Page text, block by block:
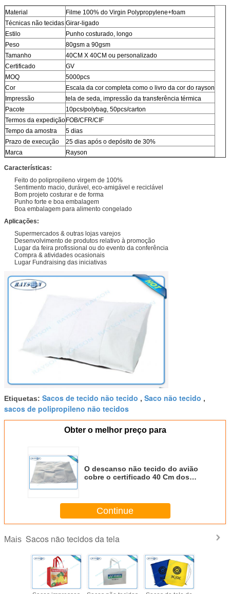
Material
Filme 100% do Virgin Polypropylene+foam
Técnicas não tecidas Girar-ligado
Estilo
Punho costurado, longo
Peso
80gsm a 90gsm
Tamanho
40CM X 40CM ou personalizado
Certificado
GV
MOQ
5000pcs
Cor
Escala da cor completa como o livro da cor do rayson
Impressão
tela de seda, impressão da transferência térmica
Pacote
10pcs/polybag, 50pcs/carton
Termos da expediçãoFOB/CFR/CIF
Tempo da amostra
5 dias
Prazo de execução
25 dias após o depósito de 30%
Marca
Rayson
Características:
Feito do polipropileno virgem de 100%
Sentimento macio, durável, eco-amigável e reciclável
Bom projeto costurar e de forma
Punho forte e boa embalagem
Boa embalagem para alimento congelado
Aplicações:
Supermercados & outras lojas varejos
Desenvolvimento de produtos relativo à promoção
Lugar da feira profissional ou do evento da conferência
Compra & atividades ocasionais
Lugar Fundraising das iniciativas
Etiquetas: Sacos de tecido não tecido , Saco não tecido ,
sacos de polipropileno não tecidos
Obter o melhor preço para
O descanso não tecido do avião
cobre o certificado 40 Cm dos
Continue
Mais Sacos não tecidos da tela